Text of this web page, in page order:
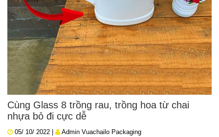
Cùng Glass 8 trồng rau, trồng hoa từ chai
nhựa bỏ đi cực dễ
05/ 10/ 2022 | Admin Vuachailo Packaging